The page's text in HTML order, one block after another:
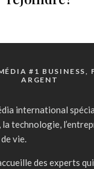
#1 BUSINESS,
ARGENT
international
technologie,
vie.
des experts